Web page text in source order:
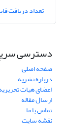
تعداد دریافت
دسترسی
صفحه اصلی
درباره نشریه
اعضای هیات
ارسال مقاله
تماس با ما
نقشه سایت